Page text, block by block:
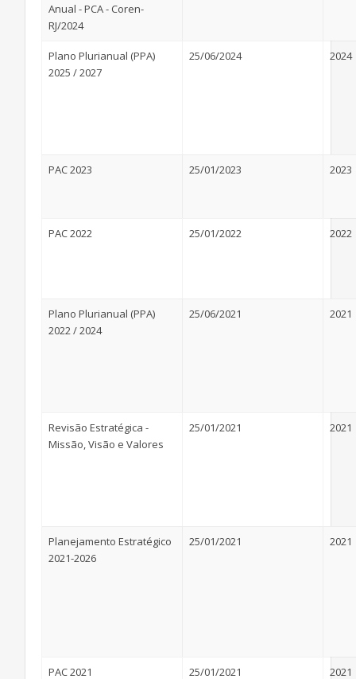
Anual - PCA - Coren-
RJ/2024
Plano Plurianual (PPA)
2025 / 2027
25/06/2024 2024
PAC 2023 25/01/2023 2023
PAC 2022 25/01/2022 2022
Plano Plurianual (PPA)
2022 / 2024
25/06/2021 2021
Revisão Estratégica -
Missão, Visão e Valores
25/01/2021 2021
Planejamento Estratégico
2021-2026
25/01/2021 2021
PAC 2021 25/01/2021 2021